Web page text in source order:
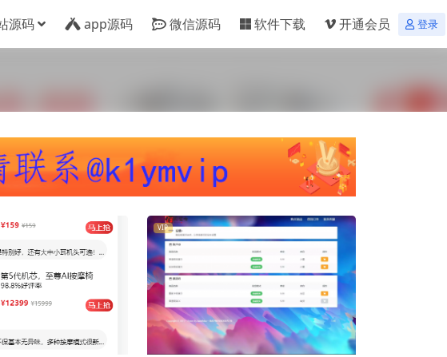
源码 app源码 微信源码 软件下载 开通会员 登录
VIP